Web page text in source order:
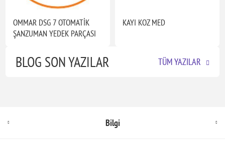
OMMAR DSG 7 OTOMATİK
ŞANZUMAN YEDEK PARÇASI
KAYI KOZ MED
BLOG SON YAZILAR TÜM YAZILAR
Bilgi